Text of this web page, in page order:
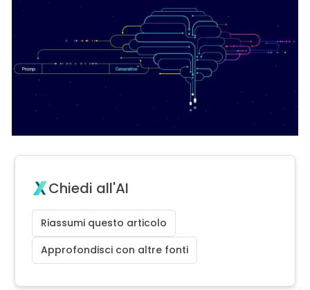
Chiedi all'AI
Riassumi questo articolo
Approfondisci con altre fonti